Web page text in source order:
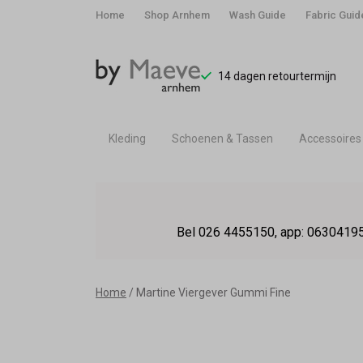
Home Shop Arnhem Wash Guide Fabric
14 dagen retourtermijn
Kleding Schoenen & Tassen Accessoires
Bel 026 4455150, app:
Home Martine Viergever Gummi Fine